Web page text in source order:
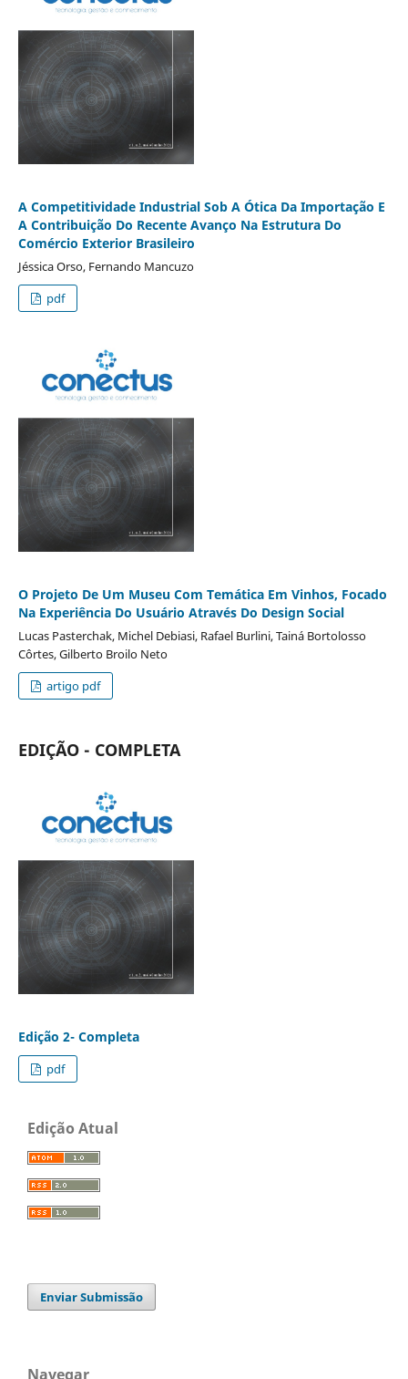
A Competitividade Industrial Sob A Ótica Da Importação E
A Contribuição Do Recente Avanço Na Estrutura Do
Comércio Exterior Brasileiro
Jéssica Orso, Fernando Mancuzo
pdf
O Projeto De Um Museu Com Temática Em Vinhos, Focado
Na Experiência Do Usuário Através Do Design Social
Lucas Pasterchak, Michel Debiasi, Rafael Burlini, Tainá Bortolosso
Côrtes, Gilberto Broilo Neto
artigo pdf
EDIÇÃO - COMPLETA
Edição 2- Completa
pdf
Edição Atual
Enviar Submissão
Navegar